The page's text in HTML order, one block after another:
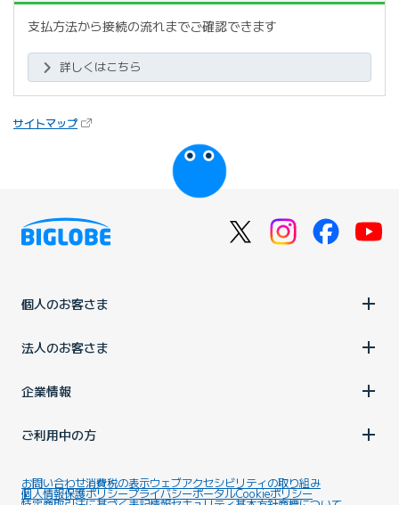
支払方法から接続の流れまでご確認できます
詳しくはこちら
サイトマップ（新しいタブで開きます）
びっぷるのページ
個人のお客さま
法人のお客さま
企業情報
ご利用中の方
お問い合わせ消費税の表示ウェブアクセシビリティの取り組み
個人情報保護ポリシープライバシーポータルCookieポリシー